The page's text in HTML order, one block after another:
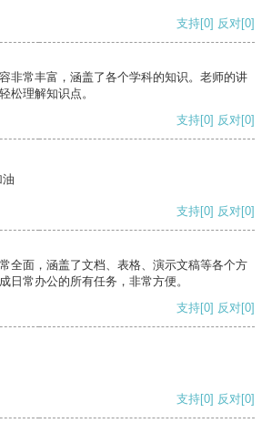
支持[0] 反对[0]
非常丰富，涵盖了各个学科的知识。老师的讲
松理解知识点。
支持[0] 反对[0]
支持[0] 反对[0]
全面，涵盖了文档、表格、演示文稿等各个方
日常办公的所有任务，非常方便。
支持[0] 反对[0]
支持[0] 反对[0]